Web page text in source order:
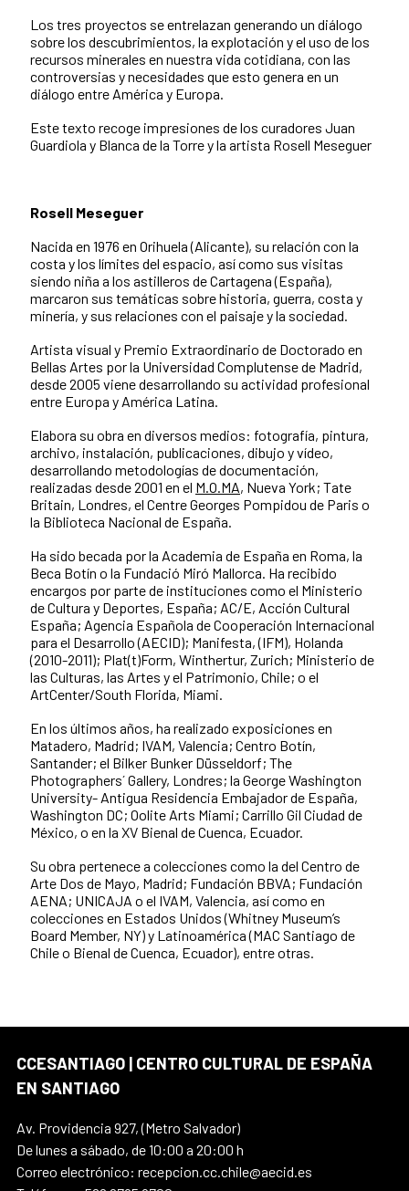
Los tres proyectos se entrelazan generando un diálogo
sobre los descubrimientos, la explotación y el uso de los
recursos minerales en nuestra vida cotidiana, con las
controversias y necesidades que esto genera en un
diálogo entre América y Europa.
Este texto recoge impresiones de los curadores Juan
Guardiola y Blanca de la Torre y la artista Rosell Meseguer
Rosell Meseguer
Nacida en 1976 en Orihuela (Alicante), su relación con la
costa y los límites del espacio, así como sus visitas
siendo niña a los astilleros de Cartagena (España),
marcaron sus temáticas sobre historia, guerra, costa y
minería, y sus relaciones con el paisaje y la sociedad.
Artista visual y Premio Extraordinario de Doctorado en
Bellas Artes por la Universidad Complutense de Madrid,
desde 2005 viene desarrollando su actividad profesional
entre Europa y América Latina.
Elabora su obra en diversos medios: fotografía, pintura,
archivo, instalación, publicaciones, dibujo y vídeo,
desarrollando metodologías de documentación,
realizadas desde 2001 en el M.O.MA, Nueva York; Tate
Britain, Londres, el Centre Georges Pompidou de Paris o
la Biblioteca Nacional de España.
Ha sido becada por la Academia de España en Roma, la
Beca Botín o la Fundació Miró Mallorca. Ha recibido
encargos por parte de instituciones como el Ministerio
de Cultura y Deportes, España; AC/E, Acción Cultural
España; Agencia Española de Cooperación Internacional
para el Desarrollo (AECID); Manifesta, (IFM), Holanda
(2010-2011); Plat(t)Form, Winthertur, Zurich; Ministerio de
las Culturas, las Artes y el Patrimonio, Chile; o el
ArtCenter/South Florida, Miami.
En los últimos años, ha realizado exposiciones en
Matadero, Madrid; IVAM, Valencia; Centro Botín,
Santander; el Bilker Bunker Düsseldorf; The
Photographers´ Gallery, Londres; la George Washington
University- Antigua Residencia Embajador de España,
Washington DC; Oolite Arts Miami; Carrillo Gil Ciudad de
México, o en la XV Bienal de Cuenca, Ecuador.
Su obra pertenece a colecciones como la del Centro de
Arte Dos de Mayo, Madrid; Fundación BBVA; Fundación
AENA; UNICAJA o el IVAM, Valencia, así como en
colecciones en Estados Unidos (Whitney Museum’s
Board Member, NY) y Latinoamérica (MAC Santiago de
Chile o Bienal de Cuenca, Ecuador), entre otras.
CCESANTIAGO | CENTRO CULTURAL DE ESPAÑA
EN SANTIAGO
Av. Providencia 927, (Metro Salvador)
De lunes a sábado, de 10:00 a 20:00 h
Correo electrónico: recepcion.cc.chile@aecid.es